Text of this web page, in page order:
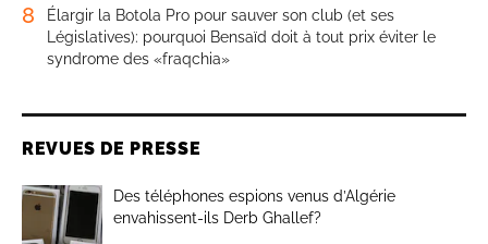
8
Élargir la Botola Pro pour sauver son club (et ses
Législatives): pourquoi Bensaïd doit à tout prix éviter le
syndrome des «fraqchia»
REVUES DE PRESSE
Des téléphones espions venus d’Algérie
envahissent-ils Derb Ghallef?